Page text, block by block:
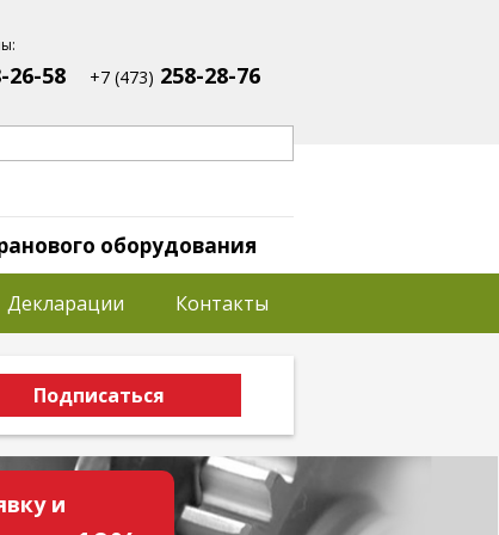
Декларации Контакты
+7 (473) 258-28-76
26-58
оборудования
и